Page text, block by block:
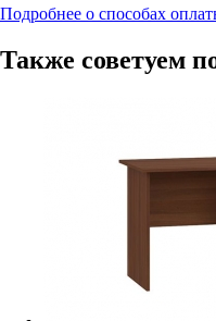
Подробнее о способах
Также советуем